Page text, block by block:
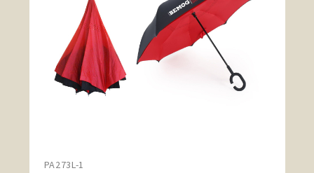
PA273L-1